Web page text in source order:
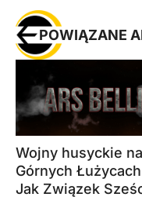
POWIĄZANE
Wojny husyckie na
Górnych
Jak Związek